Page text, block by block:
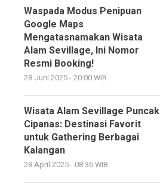
Waspada Modus Penipuan
Google Maps
Mengatasnamakan Wisata
Alam Sevillage, Ini Nomor
Resmi Booking!
28 Juni 2025 - 20:00 WIB
Wisata Alam Sevillage Puncak
Cipanas: Destinasi Favorit
untuk Gathering Berbagai
Kalangan
28 April 2025 - 08:36 WIB